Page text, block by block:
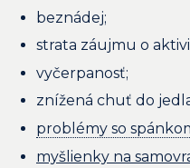
beznádej;
strata záujmu o
vyčerpanosť;
znížená chuť do
problémy so
myšlienky na